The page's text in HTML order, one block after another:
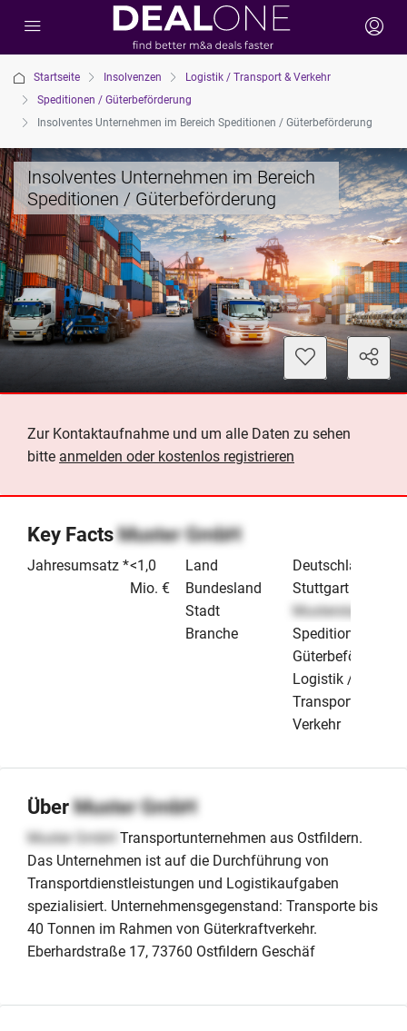
Startseite Insolvenzen
Logistik / Transport & Verkehr
Speditionen / Güterbeförderung
Insolventes Unternehmen im Bereich Speditionen / Güterbeförderung
Insolventes Unternehmen im Bereich
Speditionen / Güterbeförderung
Zur Kontaktaufnahme und um alle Daten zu sehen
bitte anmelden oder kostenlos registrieren
Key FactsMuster GmbH
Jahresumsatz *<1,0
Mio. €
Land
Deutschland
Bundesland
Stuttgart
Stadt
Musterstadt
Branche
Speditionen /
Güterbeförderung
Logistik /
Transport &
Verkehr
ÜberMuster GmbH
Muster GmbH Transportunternehmen aus Ostfildern.
Das Unternehmen ist auf die Durchführung von
Transportdienstleistungen und Logistikaufgaben
spezialisiert. Unternehmensgegenstand: Transporte bis
40 Tonnen im Rahmen von Güterkraftverkehr.
Eberhardstraße 17, 73760 Ostfildern Geschäf